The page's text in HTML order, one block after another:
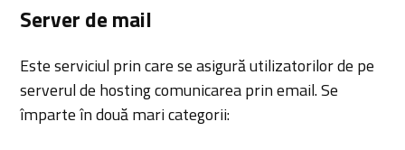
Server de mail
Este serviciul prin care se asigură utilizatorilor de pe
serverul de hosting comunicarea prin email. Se
împarte în două mari categorii: